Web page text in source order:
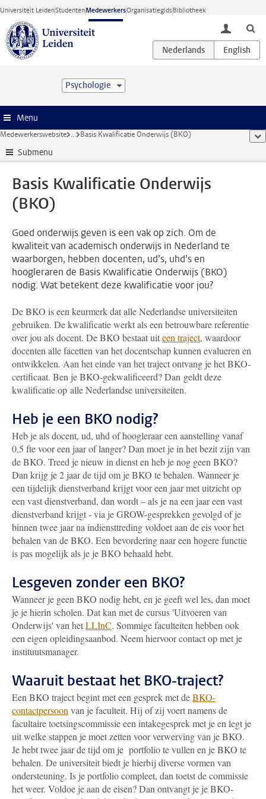
Ga direct naar de inhoud
Universiteit LeidenStudentenMedewerkersOrganisatiegidsBibliotheek
toggle
Psychologie
Menu
Medewerkerswebsite ... Basis Kwalificatie Onderwijs (BKO)
Submenu
Basis Kwalificatie Onderwijs
(BKO)
Goed onderwijs geven is een vak op zich. Om de
kwaliteit van academisch onderwijs in Nederland te
waarborgen, hebben docenten, ud’s, uhd’s en
hoogleraren de Basis Kwalificatie Onderwijs (BKO)
nodig. Wat betekent deze kwalificatie voor jou?
De BKO is een keurmerk dat alle Nederlandse universiteiten
gebruiken. De kwalificatie werkt als een betrouwbare referentie
over jou als docent. De BKO bestaat uiteen traject, waardoor
docenten alle facetten van het docentschap kunnen evalueren en
ontwikkelen. Aan het einde van het traject ontvang je het BKO-
certificaat. Ben je BKO-gekwalificeerd? Dan geldt deze
kwalificatie op alle Nederlandse universiteiten.
Heb je een BKO nodig?
Heb je als docent, ud, uhd of hoogleraar een aanstelling vanaf
0,5 fte voor een jaar of langer? Dan moet je in het bezit zijn van
de BKO. Treed je nieuw in dienst en heb je nog geen BKO?
Dan krijg je 2 jaar de tijd om je BKO te behalen. Wanneer je
een tijdelijk dienstverband krijgt voor een jaar met uitzicht op
een vast dienstverband, dan wordt – als je na een jaar een vast
dienstverband krijgt - via je GROW-gesprekken gevolgd of je
binnen twee jaar na indiensttreding voldoet aan de eis voor het
behalen van de BKO. Een bevordering naar een hogere functie
is pas mogelijk als je je BKO behaald hebt.
Lesgeven zonder een BKO?
Wanneer je geen BKO nodig hebt, en je geeft wel les, dan moet
je je hierin scholen. Dat kan met de cursus 'Uitvoeren van
Onderwijs' van hetLLInC. Sommige faculteiten hebben ook
een eigen opleidingsaanbod. Neem hiervoor contact op met je
instituutsmanager.
Waaruit bestaat het BKO-traject?
Een BKO traject begint met een gesprek met deBKO-
contactpersoon van je faculteit. Hij of zij voert namens de
facultaire toetsingscommissie een intakegesprek met je en legt je
uit welke stappen je moet zetten voor verwerving van je BKO.
Je hebt twee jaar de tijd om je portfolio te vullen en je BKO te
behalen. De universiteit biedt je hierbij diverse vormen van
ondersteuning. Is je portfolio compleet, dan toetst de commissie
het weer. Voldoe je aan de eisen? Dan ontvangt je je BKO-